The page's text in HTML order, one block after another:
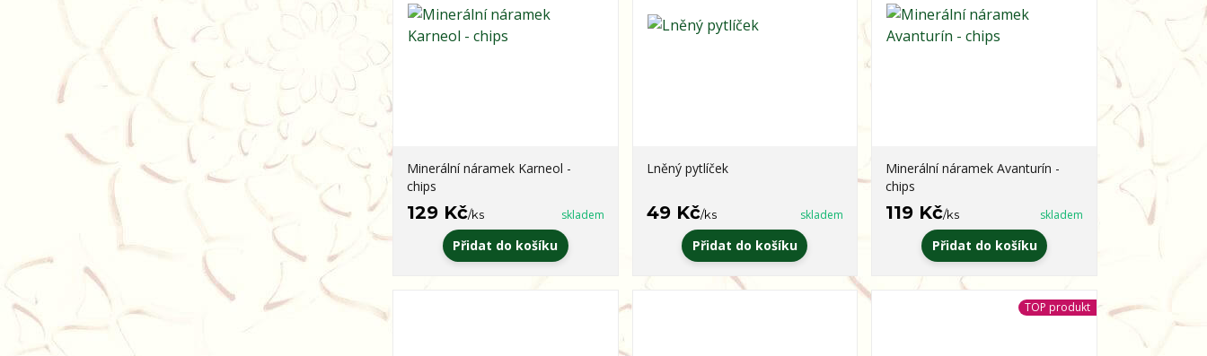
Minerální náramek Karneol -
chips
129 Kč/ks skladem
Přidat do košíku
Lněný pytlíček
49 Kč/ks skladem
Přidat do košíku
Minerální náramek Avanturín -
chips
119 Kč/ks skladem
Přidat do košíku
TOP produkt